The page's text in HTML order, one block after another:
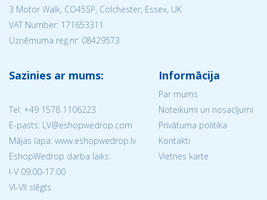
3 Motor Walk, CO45SP, Colchester, Essex, UK
VAT Number: 171653311
Uzņēmuma reģ.nr: 08429573
Sazinies ar mums:
Tel: +49 1578 1106223
E-pasts: LV@eshopwedrop.com
Mājas lapa: www.eshopwedrop.lv
EshopWedrop darba laiks:
I-V 09:00-17:00
VI-VII slēgts
Informācija
Par mums
Noteikumi un nosacījumi
Privātuma politika
Kontakti
Vietnes karte